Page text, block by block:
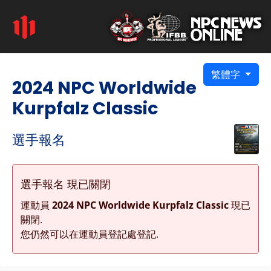
繁體字
2024 NPC Worldwide
Kurpfalz Classic
選手報名
選手報名 現已關閉
運動員 2024 NPC Worldwide Kurpfalz Classic現已
關閉.
您仍然可以在運動員登記處登記.